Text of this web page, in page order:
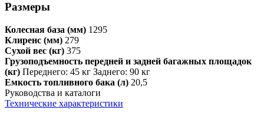
Размеры
Колесная база (мм) 1295
Клиренс (мм) 279
Сухой вес (кг) 375
Грузоподъемность передней и задней багажных площадок
(кг) Переднего: 45 кг Заднего: 90 кг
Емкость топливного бака (л) 20,5
Руководства и каталоги
Технические характеристики